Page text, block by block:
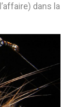
dans la